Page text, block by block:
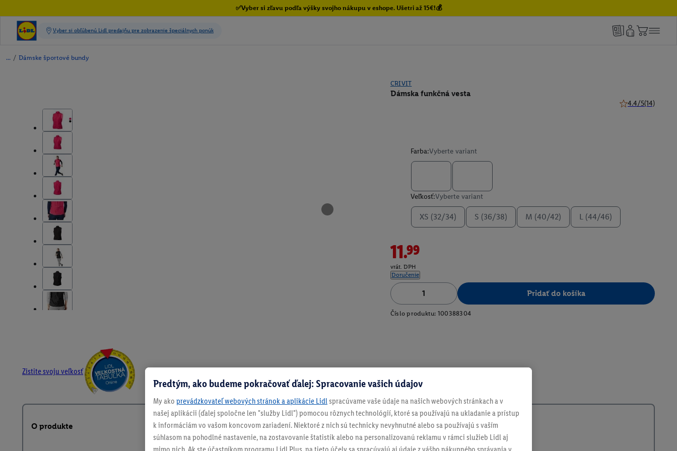
✅Vyber si zľavu podľa výšky svojho nákupu v eshope. Ušetri až 15€!💰
/ Dámske športové bundy
CRIVIT
Dámska funkčná vesta
4.4/5(14)
Farba:Vyberte variant
Veľkosť:Vyberte variant
XS (32/34) S (36/38) M (40/42) L (44/46)
11.99
vrát. DPH
Doručenie
Pridať do košíka
Číslo produktu: 100388304
Zistite svoju veľkosť
O produkte
Predtým, ako budeme pokračovať ďalej: Spracovanie vašich údajov
My ako prevádzkovateľ webových stránok a aplikácie Lidl spracúvame vaše údaje na našich webových stránkach a v
našej aplikácii (ďalej spoločne len "služby Lidl") pomocou rôznych technológií, ktoré sa používajú na ukladanie a prístup
k informáciám vo vašom koncovom zariadení. Niektoré z nich sú technicky nevyhnutné alebo sa používajú s vaším
súhlasom na pohodlné nastavenie, na zostavovanie štatistík alebo na personalizovanú reklamu v rámci služieb Lidl aj
mimo nich. Ak ste účastníkom programu Lidl Plus, na tieto účely sa spracúvajú aj údaje z vášho nákupného správania v